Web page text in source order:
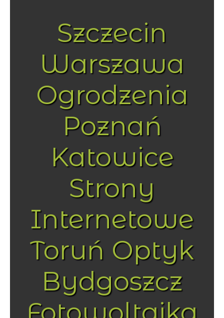
Szczecin
Warszawa
Ogrodzenia
Poznań
Katowice
Strony
Internetowe
Toruń Optyk
Bydgoszcz